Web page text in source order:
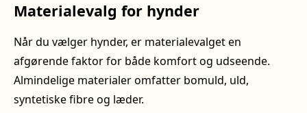
Materialevalg for hynder
Når du vælger hynder, er materialevalget en
afgørende faktor for både komfort og udseende.
Almindelige materialer omfatter bomuld, uld,
syntetiske fibre og læder.